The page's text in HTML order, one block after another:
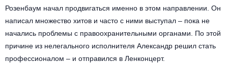
Поп и эстрада
Альтернатива
Классическая музыка
Другое для детей
Детский концерт
Детский спектакль
Все события
Все события
Розенбаум начал продвигаться именно в этом направлении. Он
написал множество хитов и часто с ними выступал – пока не
начались проблемы с правоохранительными органами. По этой
причине из нелегального исполнителя Александр решил стать
профессионалом – и отправился в Ленконцерт.